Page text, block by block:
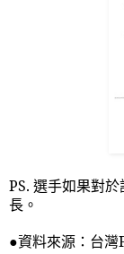
PS. 選手如果對
長。
●資料來源：台灣